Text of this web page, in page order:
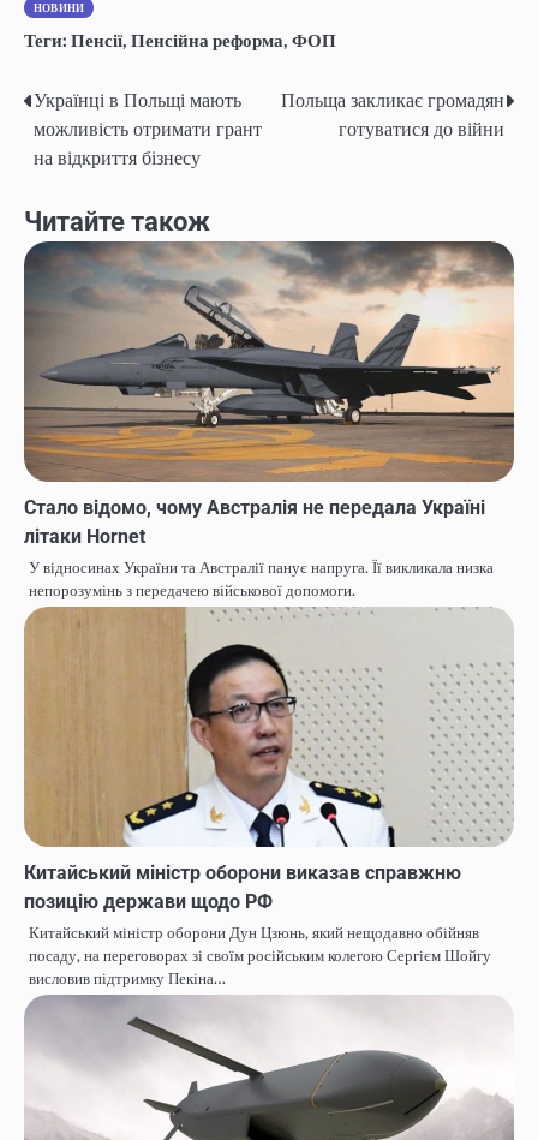
НОВИНИ
Теги: Пенсії, Пенсійна реформа, ФОП
Навігація
записів
Українці в Польщі мають
можливість отримати грант
на відкриття бізнесу
Польща закликає громадян
готуватися до війни
Читайте також
Стало відомо, чому Австралія не передала Україні
літаки Hornet
У відносинах України та Австралії панує напруга. Її викликала низка
непорозумінь з передачею військової допомоги.
Китайський міністр оборони виказав справжню
позицію держави щодо РФ
Китайський міністр оборони Дун Цзюнь, який нещодавно обійняв
посаду, на переговорах зі своїм російським колегою Сергієм Шойгу
висловив підтримку Пекіна…